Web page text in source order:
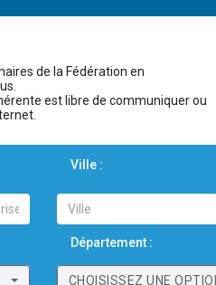
de la Fédération en
est libre de communiquer ou
Ville :
Département :
CHOISISSEZ UNE